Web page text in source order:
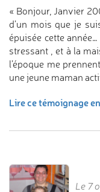
« Bonjour, Janvier
d’un mois que je
épuisée cette
stressant , et à la
l’époque me
une jeune maman
Lire ce témoignage
Le 7